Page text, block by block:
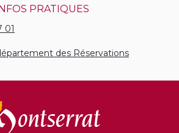
PRATIQUES
01
des Réservations